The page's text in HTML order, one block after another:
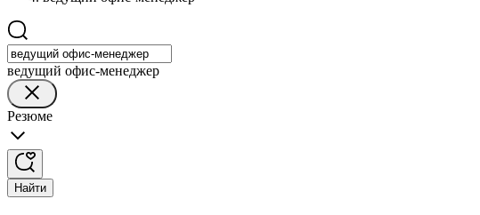
ведущий офис-менеджер
Резюме
Найти